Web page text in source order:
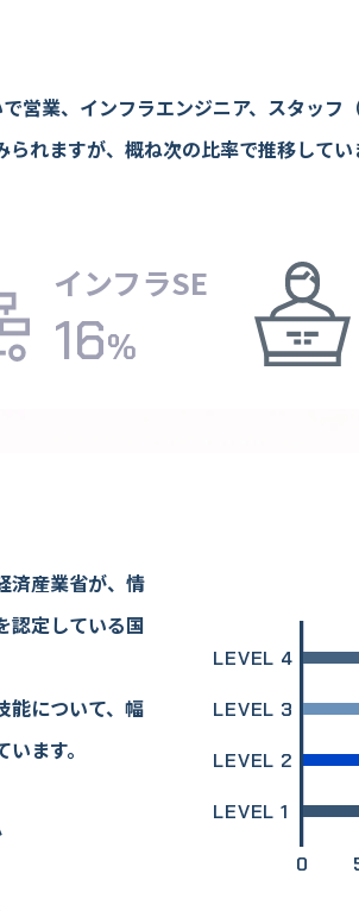
業、インフラエンジニア、スタッフ（
れますが、概ね次の比率で推移してい
インフラSE
16%
済産業省が、情
認定している国
能について、幅
ます。
LEVEL 4
LEVEL 3
LEVEL 2
LEVEL 1
0